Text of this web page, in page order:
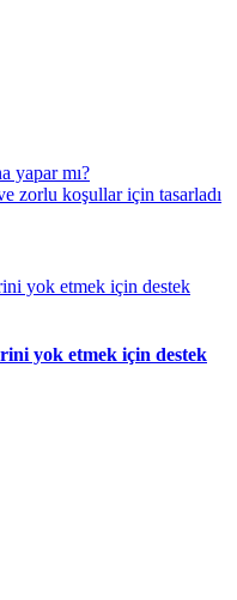
yapar mı?
zorlu koşullar için tasarladı
yok etmek için destek